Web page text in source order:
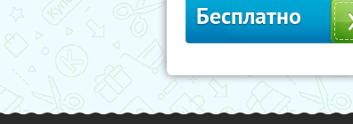
Бесплатно